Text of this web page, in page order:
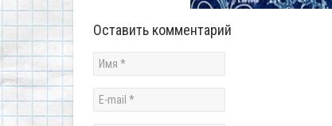
Оставить комментарий